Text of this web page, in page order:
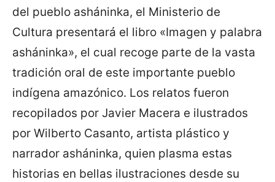
del pueblo asháninka, el Ministerio de
Cultura presentará el libro «Imagen y palabra
asháninka», el cual recoge parte de la vasta
tradición oral de este importante pueblo
indígena amazónico. Los relatos fueron
recopilados por Javier Macera e ilustrados
por Wilberto Casanto, artista plástico y
narrador asháninka, quien plasma estas
historias en bellas ilustraciones desde su